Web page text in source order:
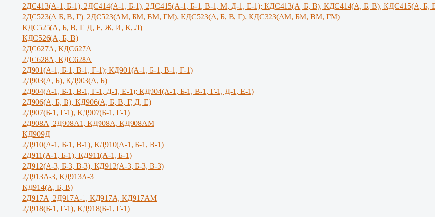
2ДС413(А-1, Б-1), 2ДС414(А-1, Б-1), 2ДС415(А-1, Б-1, В-1, М, Д-1, Е-1); КДС413(А, Б, В), КДС414(А, Б, В), КДС415(А, Б,
2ДС523(А Б, В, Г); 2ДС523(АМ, БМ, ВМ, ГМ); КДС523(А, Б, В, Г); КДС323(АМ, БМ, ВМ, ГМ)
КДС525(А, Б, В, Г, Д, Е, Ж, И, К, Л)
КДС526(А, Б, В)
2ДС627А, КДС627А
2ДС628А, КДС628А
2Д901(А-1, Б-1, В-1, Г-1); КД901(А-1, Б-1, В-1, Г-1)
2Д903(А, Б), КД903(А, Б)
2Д904(А-1, Б-1, В-1, Г-1, Д-1, Е-1); КД904(А-1, Б-1, В-1, Г-1, Д-1, Е-1)
2Д906(А, Б, В), КД906(А, Б, В, Г, Д, Е)
2Д907(Б-1, Г-1), КД907(Б-1, Г-1)
2Д908А, 2Д908А1, КД908А, КД908АМ
КД909Д
2Д910(А-1, Б-1, В-1), КД910(А-1, Б-1, В-1)
2Д911(А-1, Б-1), КД911(А-1, Б-1)
2Д912(А-3, Б-3, В-3), КД912(А-3, Б-3, В-3)
2Д913А-3, КД913А-3
КД914(А, Б, В)
2Д917А, 2Д917A-1, КД917А, КД917АМ
2Д918(Б-1, Г-1), КД918(Б-1, Г-1)